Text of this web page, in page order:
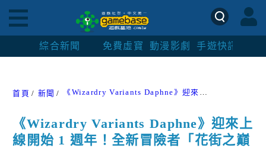
綜合新聞 免費虛寶 動漫影劇 手遊快訊
首頁 新聞 《Wizardry Variants Daphne》迎來上線開始 1 週年！全新冒險者「花街之巔 柚奈壬姬」登場
《Wizardry Variants Daphne》迎來上
線開始 1 週年！全新冒險者「花街之巔